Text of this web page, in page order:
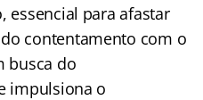
essencial para afastar
contentamento com o
busca do
impulsiona o